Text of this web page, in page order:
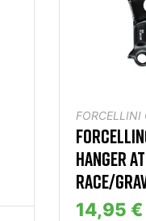
FORCELLINI
HANGER
RACE/
14,95 €